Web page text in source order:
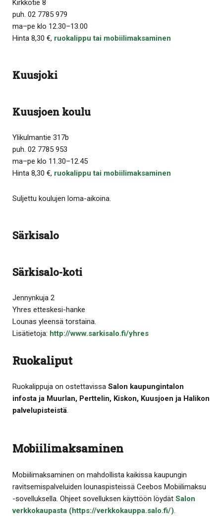
Kirkkotie 8
puh. 02 7785 979
ma–pe klo 12.30–13.00
Hinta 8,30 €, ruokalippu tai mobiilimaksaminen
Kuusjoki
Kuusjoen koulu
Ylikulmantie 317b
puh. 02 7785 953
ma–pe klo 11.30–12.45
Hinta 8,30 €, ruokalippu tai mobiilimaksaminen
Suljettu koulujen loma-aikoina.
Särkisalo
Särkisalo-koti
Jennynkuja 2
Yhres etteskesi-hanke
Lounas yleensä torstaina.
Lisätietoja: http://www.sarkisalo.fi/yhres
Ruokaliput
Ruokalippuja on ostettavissa Salon kaupungintalon
infosta ja Muurlan, Perttelin, Kiskon, Kuusjoen ja Halikon
palvelupisteistä.
Mobiilimaksaminen
Mobiilimaksaminen on mahdollista kaikissa kaupungin
ravitsemispalveluiden lounaspisteissä Ceebos Mobiilimaksu
-sovelluksella. Ohjeet sovelluksen käyttöön löydät Salon
verkkokaupasta (https://verkkokauppa.salo.fi/).